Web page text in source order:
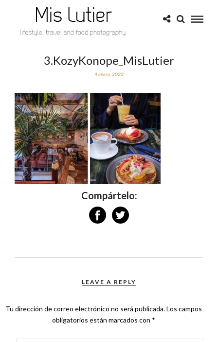
3.KozyKonope_MisLutier
4 enero, 2023
Compártelo:
LEAVE A REPLY
Tu dirección de correo electrónico no será publicada.Los campos
obligatorios están marcados con *